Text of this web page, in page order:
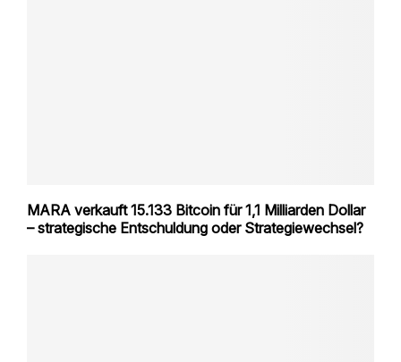
MARA verkauft 15.133 Bitcoin für 1,1 Milliarden Dollar
– strategische Entschuldung oder Strategiewechsel?